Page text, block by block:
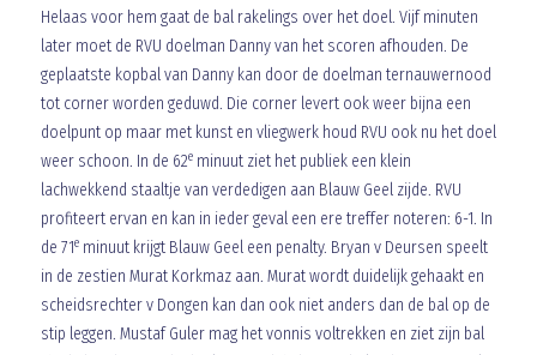
Helaas voor hem gaat de bal rakelings over het doel. Vijf minuten
later moet de RVU doelman Danny van het scoren afhouden. De
geplaatste kopbal van Danny kan door de doelman ternauwernood
tot corner worden geduwd. Die corner levert ook weer bijna een
doelpunt op maar met kunst en vliegwerk houd RVU ook nu het doel
weer schoon. In de 62eminuut ziet het publiek een klein
lachwekkend staaltje van verdedigen aan Blauw Geel zijde. RVU
profiteert ervan en kan in ieder geval een ere treffer noteren: 6-1. In
de 71eminuut krijgt Blauw Geel een penalty. Bryan v Deursen speelt
in de zestien Murat Korkmaz aan. Murat wordt duidelijk gehaakt en
scheidsrechter v Dongen kan dan ook niet anders dan de bal op de
stip leggen. Mustaf Guler mag het vonnis voltrekken en ziet zijn bal